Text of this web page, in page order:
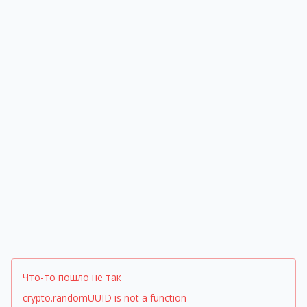
Что-то пошло не так
crypto.randomUUID is not a function